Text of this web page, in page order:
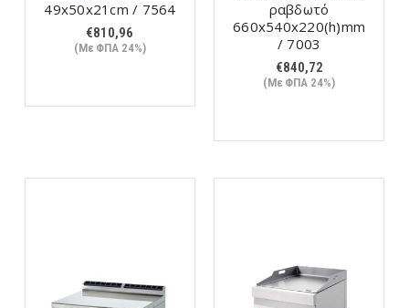
49x50x21cm / 7564
€810,96
(Με ΦΠΑ 24%)
ραβδωτό
660x540x220(h)mm
/ 7003
€840,72
(Με ΦΠΑ 24%)